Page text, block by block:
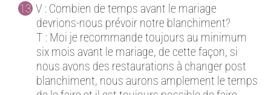
V : Combien de temps avant le mariage
devrions-nous prévoir notre blanchiment?
T : Moi je recommande toujours au minimum
six mois avant le mariage, de cette façon, si
nous avons des restaurations à changer post
blanchiment, nous aurons amplement le temps